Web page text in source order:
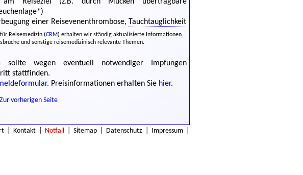
einer Reisevenenthrombose, Tauchtauglichkeit
Reisemedizin (CRM) erhalten wir ständig aktualisierte Informationen
und sonstige reisemedizinisch relevante Themen.
sollte wegen eventuell notwendiger Impfungen
stattfinden.
. Preisinformationen erhalten Sie hier.
Zur vorherigen Seite
Kontakt Notfall Sitemap Datenschutz Impressum